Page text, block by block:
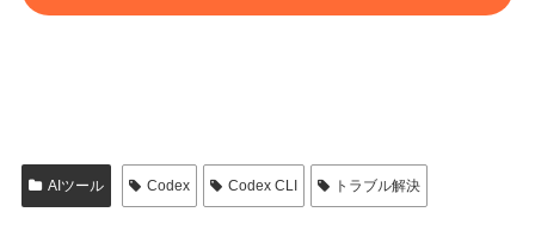
AIツール Codex Codex CLI トラブル解決